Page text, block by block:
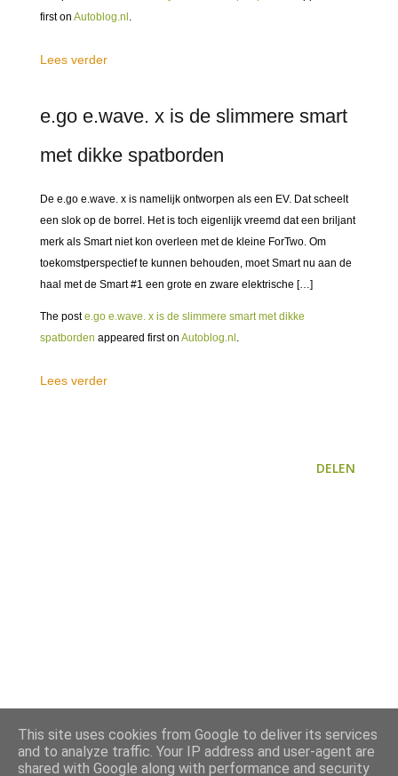
first on Autoblog.nl .
Lees verder
e.go e.wave. x is de slimmere smart
met dikke spatborden
De e.go e.wave. x is namelijk ontworpen als een EV. Dat scheelt
een slok op de borrel. Het is toch eigenlijk vreemd dat een briljant
merk als Smart niet kon overleen met de kleine ForTwo. Om
toekomstperspectief te kunnen behouden, moet Smart nu aan de
haal met de Smart #1 een grote en zware elektrische […]
The poste.go e.wave. x is de slimmere smart met dikke
spatborden appeared first on Autoblog.nl .
Lees verder
DELEN
This site uses cookies from Google to deliver its services
and to analyze traffic. Your IP address and user-agent are
shared with Google along with performance and security